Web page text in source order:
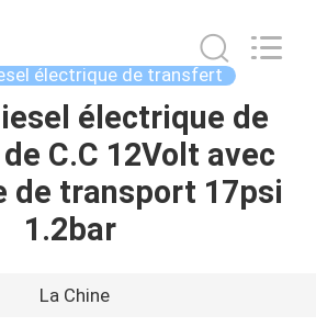
électrique de transfert
électrique de
C.C 12Volt avec
de transport 17psi
1.2bar
La Chine